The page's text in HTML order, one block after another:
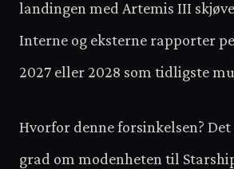
landingen med Artemis III
Interne og eksterne rapporter
2027 eller 2028 som tidligste
Hvorfor denne forsinkelsen?
grad om modenheten til